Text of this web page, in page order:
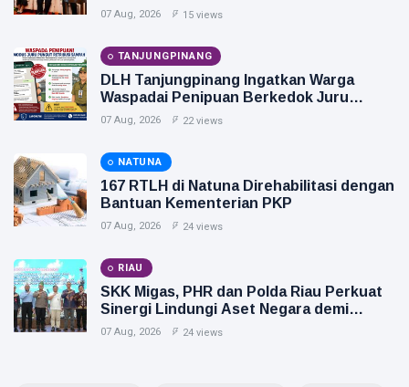
ADLG Awards 2026
07 Aug, 2026 15 views
TANJUNGPINANG
DLH Tanjungpinang Ingatkan Warga
Waspadai Penipuan Berkedok Juru
Pungut Retribusi Sampah
07 Aug, 2026 22 views
NATUNA
167 RTLH di Natuna Direhabilitasi dengan
Bantuan Kementerian PKP
07 Aug, 2026 24 views
RIAU
SKK Migas, PHR dan Polda Riau Perkuat
Sinergi Lindungi Aset Negara demi
Menjaga Ketahanan Energi Nasional
07 Aug, 2026 24 views